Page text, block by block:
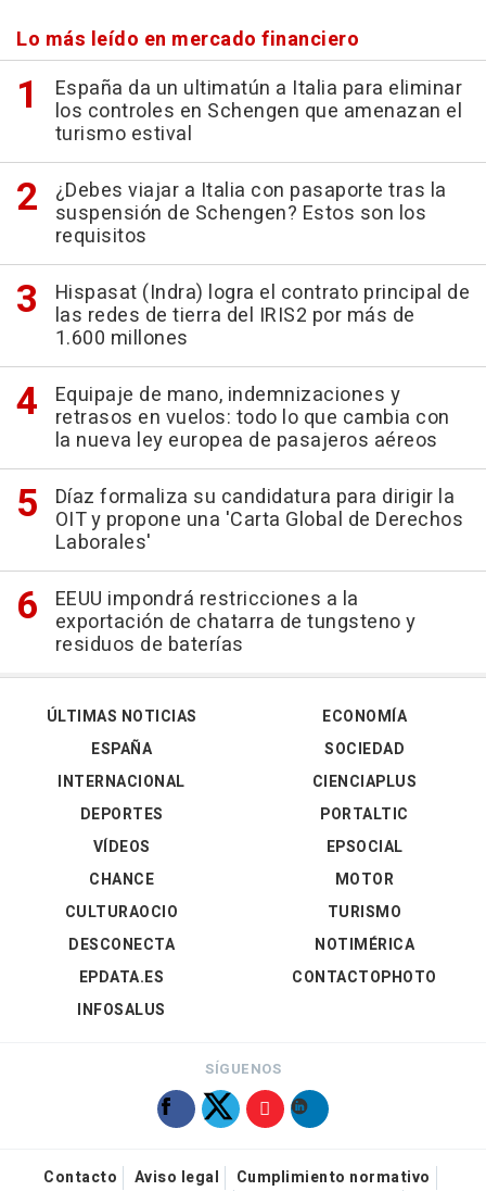
Lo más leído en mercado financiero
España da un ultimatún a Italia para eliminar
los controles en Schengen que amenazan el
turismo estival
¿Debes viajar a Italia con pasaporte tras la
suspensión de Schengen? Estos son los
requisitos
Hispasat (Indra) logra el contrato principal de
las redes de tierra del IRIS2 por más de
1.600 millones
Equipaje de mano, indemnizaciones y
retrasos en vuelos: todo lo que cambia con
la nueva ley europea de pasajeros aéreos
Díaz formaliza su candidatura para dirigir la
OIT y propone una 'Carta Global de Derechos
Laborales'
EEUU impondrá restricciones a la
exportación de chatarra de tungsteno y
residuos de baterías
ÚLTIMAS NOTICIAS
ESPAÑA
INTERNACIONAL
DEPORTES
VÍDEOS
ECONOMÍA
SOCIEDAD
CIENCIAPLUS
PORTALTIC
EPSOCIAL
CHANCE
CULTURAOCIO
DESCONECTA
EPDATA.ES
INFOSALUS
MOTOR
TURISMO
NOTIMÉRICA
CONTACTOPHOTO
SÍGUENOS
Contacto Aviso legal
Cumplimiento normativo